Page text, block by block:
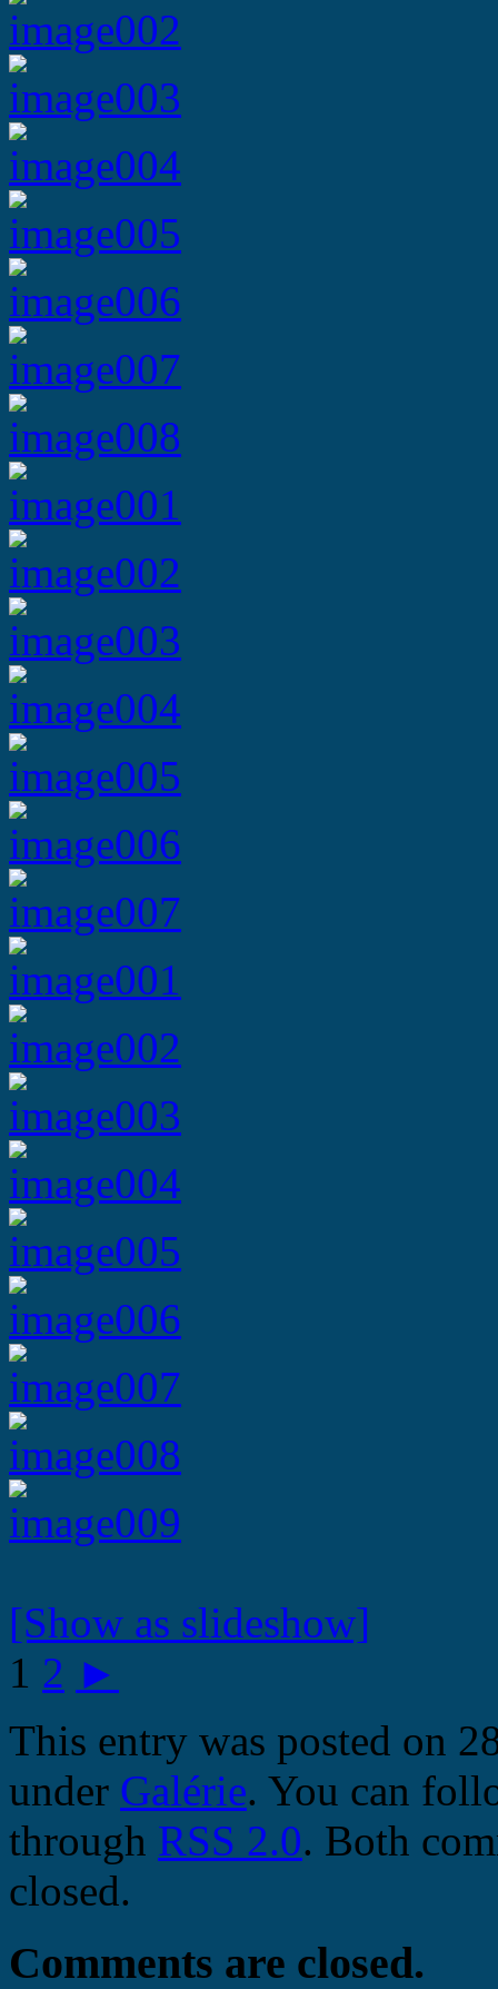
[Show as slideshow]
1 2 ►
This entry was posted on
under Galérie. You can
through RSS 2.0. Both
closed.
Comments are closed.